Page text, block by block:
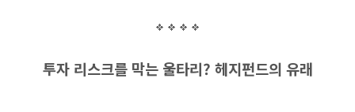
투자 리스크를 막는 울타리? 헤지펀드의 유래